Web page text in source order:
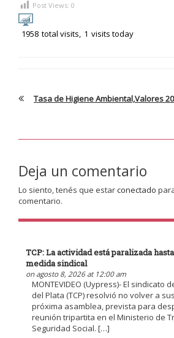
Post Views: 0
1958 total visits, 1 visits today
Tasa de Higiene Ambiental,Valores
Deja un comentario
Lo siento, tenés que estarconectado
comentario.
TCP: La actividad está paralizada
medida sindical
on agosto 8, 2026 at 12:00 am
MONTEVIDEO (Uypress)- El sindicato
del Plata (TCP) resolvió no volver a
próxima asamblea, prevista para
reunión tripartita en el Ministerio de
Seguridad Social. […]